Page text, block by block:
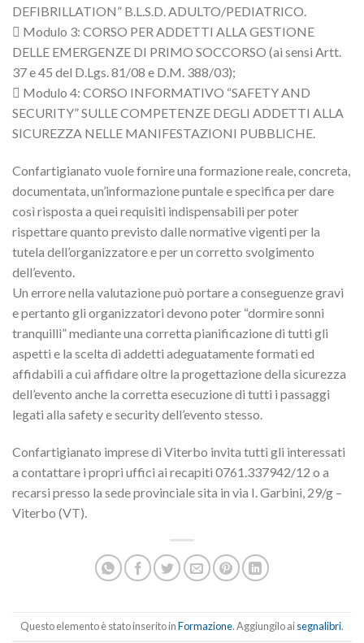
DEFIBRILLATION” B.L.S.D. ADULTO/PEDIATRICO.
 Modulo 3: CORSO PER ADDETTI ALLA GESTIONE
DELLE EMERGENZE DI PRIMO SOCCORSO (ai sensi Artt.
37 e 45 del D.Lgs. 81/08 e D.M. 388/03);
 Modulo 4: CORSO INFORMATIVO “SAFETY AND
SECURITY” SULLE COMPETENZE DEGLI ADDETTI ALLA
SICUREZZA NELLE MANIFESTAZIONI PUBBLICHE.
Confartigianato vuole fornire una formazione reale, concreta,
documentata, un’informazione puntale e specifica per dare
così risposta a quei requisiti indispensabili per poter
rispettare quanto previsto dalle normative vigenti per la
tutela dell’organizzatore e per un corretto svolgimento
dell’evento.
Un errore nella valutazione può portare a conseguenze gravi
e pertanto gli organizzatori devono poter “dormire sonni
tranquilli” mediante una corretta pianificazione di tutti gli
aspetti e la scelta di addetti adeguatamente formati ed
affidabili a cui affidare oltre la progettazione della sicurezza
dell’evento anche la corretta esecuzione di tutti i passaggi
legati alla safety e security dell’evento stesso.
Confartigianato imprese di Viterbo invita tutti gli interessati
a contattare i propri uffici ai recapiti 0761.337942/12 o a
recarsi presso la sede provinciale sita in via I. Garbini, 29/g –
Viterbo (VT).
Questo elemento è stato inserito inFormazione. Aggiungilo aisegnalibri.